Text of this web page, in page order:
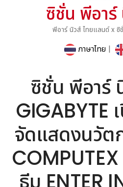
ซิชั่น พีอาร์
พีอาร์ นิวส์ ไทยแลนด์ x ซิ
ภาษาไทย |
ซิชั่น พีอาร์
GIGABYTE
จัดแสดงนวัต
ธีม ENTER